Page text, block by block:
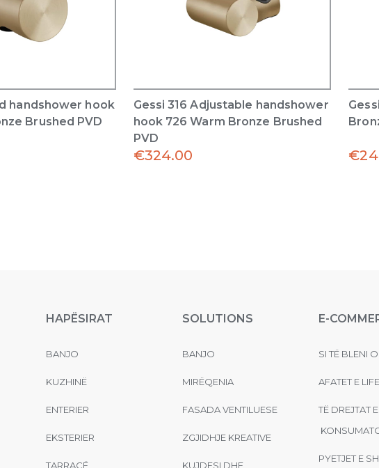
handshower hook
Brushed PVD
Gessi 316 Adjustable handshower
hook 726 Warm Bronze Brushed
PVD
€324.00 €
HAPËSIRAT
BANJO
KUZHINË
ENTERIER
EKSTERIER
TARRACË
SOLUTIONS
BANJO
MIRËQENIA
FASADA VENTILUESE
ZGJIDHJE KREATIVE
KUJDESI DHE
E-
SI TË BLENI
AFATET E
TË DREJTAT E
PYETJET E